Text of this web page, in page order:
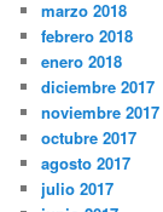
marzo 2018
febrero 2018
enero 2018
diciembre 2017
noviembre 2017
octubre 2017
agosto 2017
julio 2017